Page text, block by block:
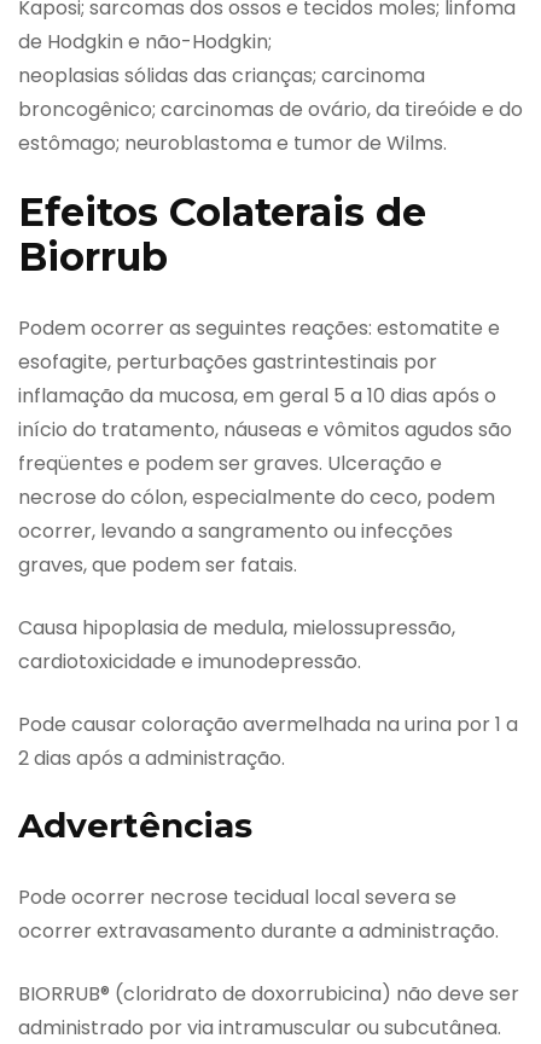
Kaposi; sarcomas dos ossos e tecidos moles; linfoma
de Hodgkin e não-Hodgkin;
neoplasias sólidas das crianças; carcinoma
broncogênico; carcinomas de ovário, da tireóide e do
estômago; neuroblastoma e tumor de Wilms.
Efeitos Colaterais de
Biorrub
Podem ocorrer as seguintes reações: estomatite e
esofagite, perturbações gastrintestinais por
inflamação da mucosa, em geral 5 a 10 dias após o
início do tratamento, náuseas e vômitos agudos são
freqüentes e podem ser graves. Ulceração e
necrose do cólon, especialmente do ceco, podem
ocorrer, levando a sangramento ou infecções
graves, que podem ser fatais.
Causa hipoplasia de medula, mielossupressão,
cardiotoxicidade e imunodepressão.
Pode causar coloração avermelhada na urina por 1 a
2 dias após a administração.
Advertências
Pode ocorrer necrose tecidual local severa se
ocorrer extravasamento durante a administração.
BIORRUB® (cloridrato de doxorrubicina) não deve ser
administrado por via intramuscular ou subcutânea.